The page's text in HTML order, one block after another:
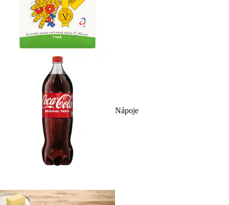
Nápoje